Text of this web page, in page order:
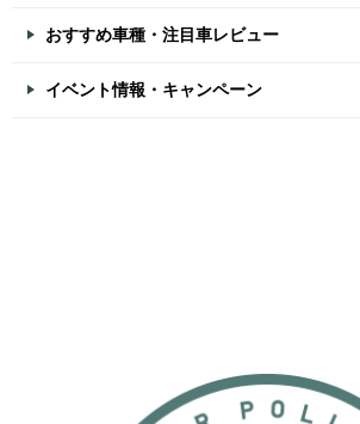
おすすめ車種・注目車レビュー
イベント情報・キャンペーン